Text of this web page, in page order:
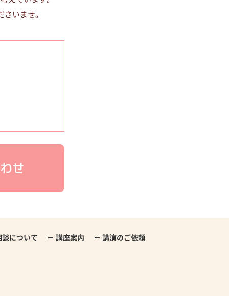
いませ。
せ
談について 講座案内
講演のご依頼